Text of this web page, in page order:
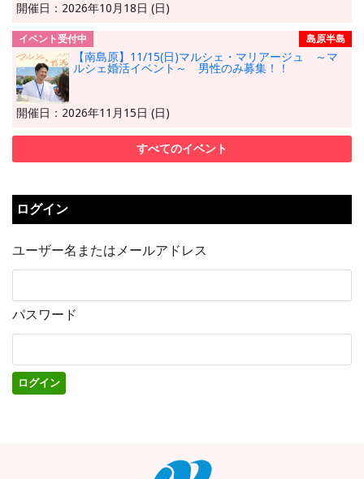
開催日：2026年10月18日 (日)
イベント受付中 島原半島
【南島原】11/15(日)マルシェ・マリアージュ ～マ
ルシェ婚活イベント～ 男性のみ募集！！
開催日：2026年11月15日 (日)
すべてのイベント
ログイン
ユーザー名またはメールアドレス
パスワード